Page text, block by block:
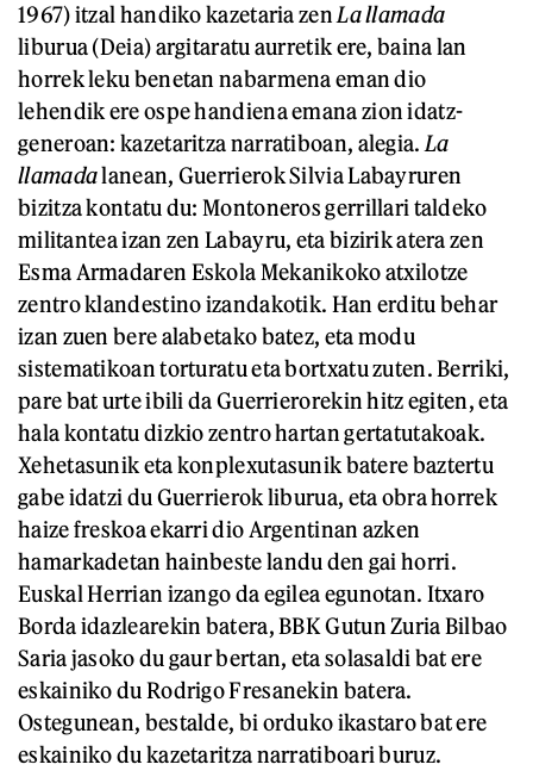
1967) itzal handiko kazetaria zen La llamada
liburua (Deia) argitaratu aurretik ere, baina lan
horrek leku benetan nabarmena eman dio
lehendik ere ospe handiena emana zion idatz-
generoan: kazetaritza narratiboan, alegia. La
llamadalanean, Guerrierok Silvia Labayruren
bizitza kontatu du: Montoneros gerrillari taldeko
militantea izan zen Labayru, eta bizirik atera zen
Esma Armadaren Eskola Mekanikoko atxilotze
zentro klandestino izandakotik. Han erditu behar
izan zuen bere alabetako batez, eta modu
sistematikoan torturatu eta bortxatu zuten. Berriki,
pare bat urte ibili da Guerrierorekin hitz egiten, eta
hala kontatu dizkio zentro hartan gertatutakoak.
Xehetasunik eta konplexutasunik batere baztertu
gabe idatzi du Guerrierok liburua, eta obra horrek
haize freskoa ekarri dio Argentinan azken
hamarkadetan hainbeste landu den gai horri.
Euskal Herrian izango da egilea egunotan. Itxaro
Borda idazlearekin batera, BBK Gutun Zuria Bilbao
Saria jasoko du gaur bertan, eta solasaldi bat ere
eskainiko du Rodrigo Fresanekin batera.
Ostegunean, bestalde, bi orduko ikastaro bat ere
eskainiko du kazetaritza narratiboari buruz.